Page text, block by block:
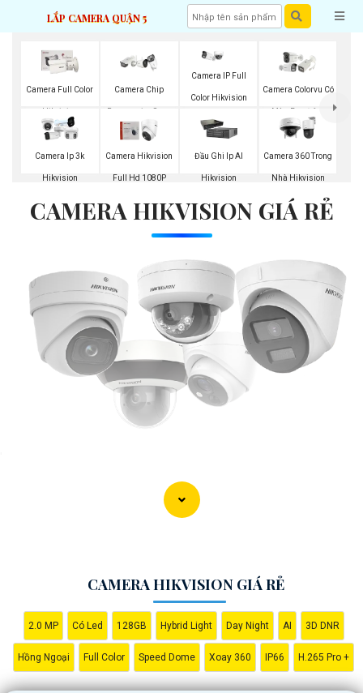
LẮP CAMERA QUẬN 5
Camera Full Color
Hikvision
Camera Chip
Progressive Scan
CMOS Hikvision
Camera IP Full
Color Hikvision
Camera Colorvu Có
Màu Ban Đêm
Camera Ip 3k
Hikvision
Camera Hikvision
Full Hd 1080P
Đầu Ghi Ip AI
Hikvision
Camera 360 Trong
Nhà Hikvision
CAMERA HIKVISION GIÁ RẺ
CAMERA HIKVISION GIÁ RẺ
2.0 MP Có Led 128GB Hybrid Light Day Night AI 3D DNR
Hồng Ngoại Full Color Speed Dome Xoay 360 IP66 H.265 Pro +